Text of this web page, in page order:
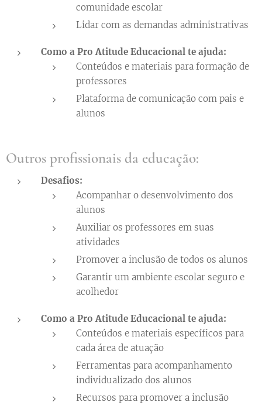
comunidade escolar
Lidar com as demandas administrativas
Como a Pro Atitude Educacional te ajuda:
Conteúdos e materiais para formação de
professores
Plataforma de comunicação com pais e
alunos
Outros profissionais da educação:
Desafios:
Acompanhar o desenvolvimento dos
alunos
Auxiliar os professores em suas
atividades
Promover a inclusão de todos os alunos
Garantir um ambiente escolar seguro e
acolhedor
Como a Pro Atitude Educacional te ajuda:
Conteúdos e materiais específicos para
cada área de atuação
Ferramentas para acompanhamento
individualizado dos alunos
Recursos para promover a inclusão